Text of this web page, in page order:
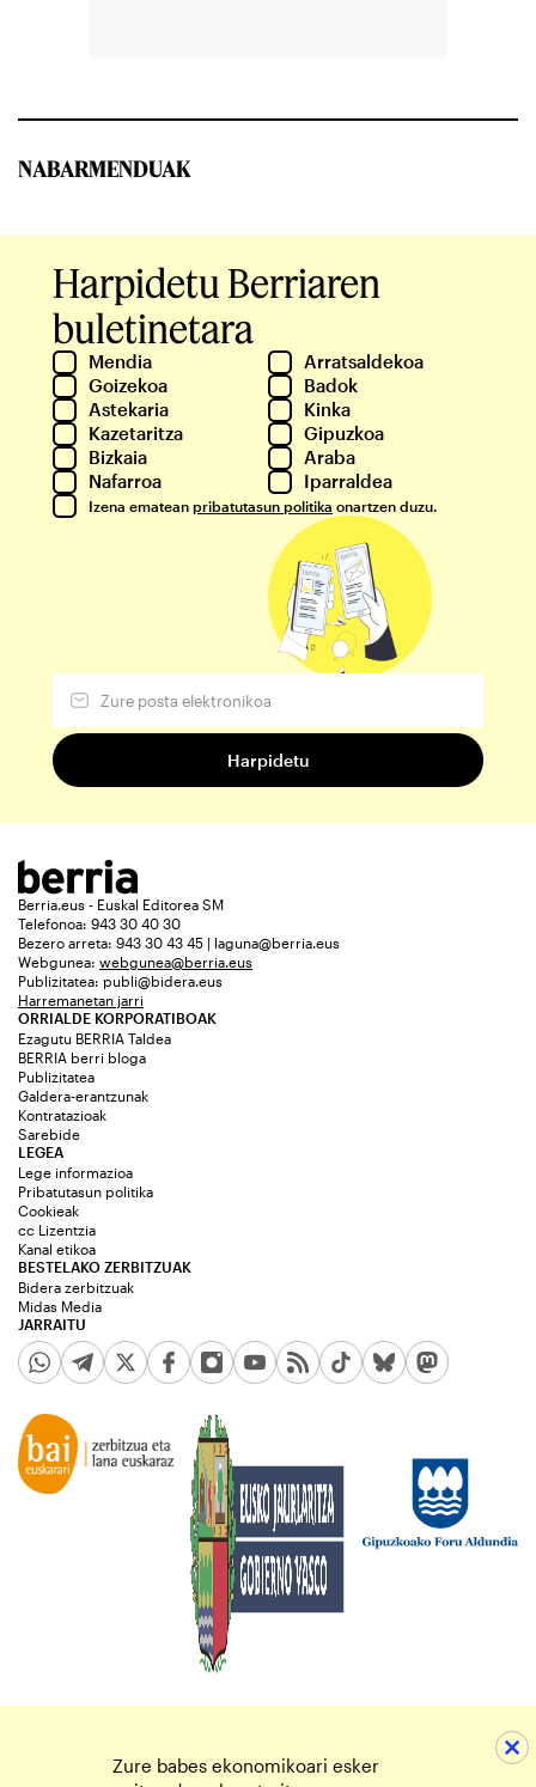
NABARMENDUAK
Harpidetu Berriaren
buletinetara
Mendia
Arratsaldekoa
Goizekoa
Badok
Astekaria
Kinka
Kazetaritza
Gipuzkoa
Bizkaia
Araba
Nafarroa
Iparraldea
Izena ematean pribatutasun politika onartzen duzu.
Berria.eus - Euskal Editorea SM
Telefonoa: 943 30 40 30
Bezero arreta: 943 30 43 45 | laguna@berria.eus
Webgunea: webgunea@berria.eus
Publizitatea: publi@bidera.eus
Harremanetan jarri
ORRIALDE KORPORATIBOAK
Ezagutu BERRIA Taldea
BERRIA berri bloga
Publizitatea
Galdera-erantzunak
Kontratazioak
Sarebide
JARRAITU
LEGEA
Lege informazioa
Pribatutasun politika
Cookieak
cc Lizentzia
Kanal etikoa
BESTELAKO ZERBITZUAK
Bidera zerbitzuak
Midas Media
Zure babes ekonomikoari esker